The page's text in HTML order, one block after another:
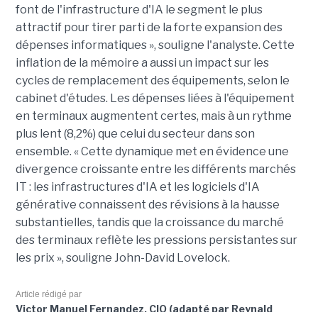
font de l'infrastructure d'IA le segment le plus
attractif pour tirer parti de la forte expansion des
dépenses informatiques », souligne l'analyste. Cette
inflation de la mémoire a aussi un impact sur les
cycles de remplacement des équipements, selon le
cabinet d'études. Les dépenses liées à l'équipement
en terminaux augmentent certes, mais à un rythme
plus lent (8,2%) que celui du secteur dans son
ensemble. « Cette dynamique met en évidence une
divergence croissante entre les différents marchés
IT : les infrastructures d'IA et les logiciels d'IA
générative connaissent des révisions à la hausse
substantielles, tandis que la croissance du marché
des terminaux reflète les pressions persistantes sur
les prix », souligne John-David Lovelock.
Article rédigé par
Victor Manuel Fernandez, CIO (adapté par Reynald